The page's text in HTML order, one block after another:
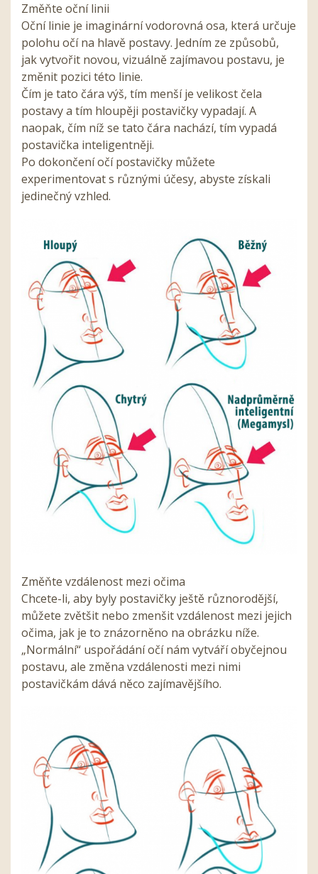
Změňte oční linii
Oční linie je imaginární vodorovná osa, která určuje
polohu očí na hlavě postavy. Jedním ze způsobů,
jak vytvořit novou, vizuálně zajímavou postavu, je
změnit pozici této linie.
Čím je tato čára výš, tím menší je velikost čela
postavy a tím hloupěji postavičky vypadají. A
naopak, čím níž se tato čára nachází, tím vypadá
postavička inteligentněji.
Po dokončení očí postavičky můžete
experimentovat s různými účesy, abyste získali
jedinečný vzhled.
Změňte vzdálenost mezi očima
Chcete-li, aby byly postavičky ještě různorodější,
můžete zvětšit nebo zmenšit vzdálenost mezi jejich
očima, jak je to znázorněno na obrázku níže.
„Normální“ uspořádání očí nám vytváří obyčejnou
postavu, ale změna vzdálenosti mezi nimi
postavičkám dává něco zajímavějšího.